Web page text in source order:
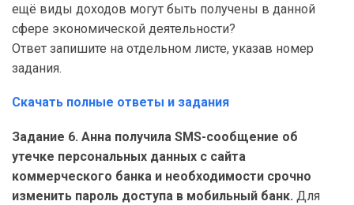
ещё виды доходов могут быть получены в данной
сфере экономической деятельности?
Ответ запишите на отдельном листе, указав номер
задания.
Скачать полные ответы и задания
Задание 6. Анна получила SMS-сообщение об
утечке персональных данных с сайта
коммерческого банка и необходимости срочно
изменить пароль доступа в мобильный банк. Для